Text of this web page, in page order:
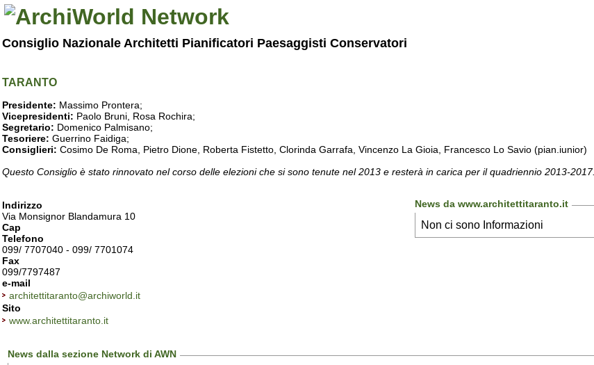
Consiglio Nazionale Architetti Pianificatori Paesaggisti Conservatori
TARANTO
Presidente: Massimo Prontera;
Vicepresidenti: Paolo Bruni, Rosa Rochira;
Segretario: Domenico Palmisano;
Tesoriere: Guerrino Faidiga;
Consiglieri: Cosimo De Roma, Pietro Dione, Roberta Fistetto, Clorinda Garrafa, Vincenzo La Gioia, Francesco Lo Savio (pian.iunior)
Questo Consiglio è stato rinnovato nel corso delle elezioni che si sono tenute nel 2013 e resterà in carica per il quadriennio 2013-2017.
Indirizzo
Via Monsignor Blandamura 10
Cap
Telefono
099/ 7707040 - 099/ 7701074
Fax
099/7797487
e-mail
architettitaranto@archiworld.it
Sito
www.architettitaranto.it
News da www.architettitaranto.it
Non ci sono Informazioni
News dalla sezione Network di AWN